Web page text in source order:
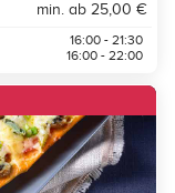
min. ab 25,00 €
16:00 - 21:30
16:00 - 22:00